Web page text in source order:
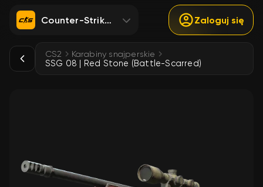
Counter-Strike 2 Zaloguj się
CS2 Karabiny snajperskie
SSG 08 | Red Stone (Battle-Scarred)